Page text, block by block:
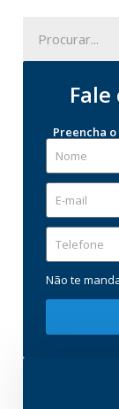
Preencha
Não te